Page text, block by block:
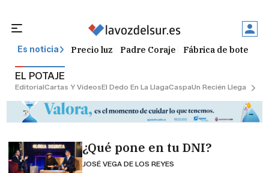
Es noticia Precio luz Padre Coraje Fábrica de botellas
EL POTAJE
EditorialCartas Y VídeosEl Dedo En La LlagaCaspaUn Recién Llegado
¿Qué pone en tu DNI?
JOSÉ VEGA DE LOS REYES